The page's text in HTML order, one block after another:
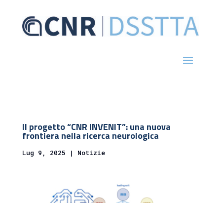
Il progetto “CNR INVENIT”: una nuova
frontiera nella ricerca neurologica
Lug 9, 2025 | Notizie